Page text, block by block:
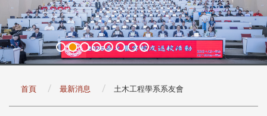
首頁 最新消息 土木工程學系系友會